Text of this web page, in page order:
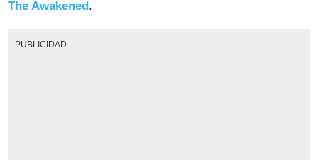
The Awakened.
PUBLICIDAD